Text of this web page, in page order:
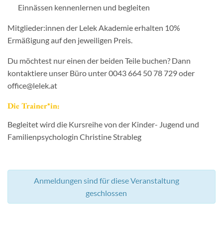
Einnässen kennenlernen und begleiten
Mitglieder:innen der Lelek Akademie erhalten 10%
Ermäßigung auf den jeweiligen Preis.
Du möchtest nur einen der beiden Teile buchen? Dann
kontaktiere unser Büro unter 0043 664 50 78 729 oder
office@lelek.at
Die Trainer*in:
Begleitet wird die Kursreihe von der Kinder- Jugend und
Familienpsychologin Christine Strableg
Anmeldungen sind für diese Veranstaltung
geschlossen